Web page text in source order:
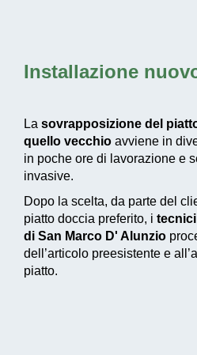
Installazione
La sovrapposizione del
quello vecchio avviene in
in poche ore di lavorazione e
invasive.
Dopo la scelta, da parte del
piatto doccia preferito, i
di San Marco D' Alunzio
dell’articolo preesistente e
piatto.